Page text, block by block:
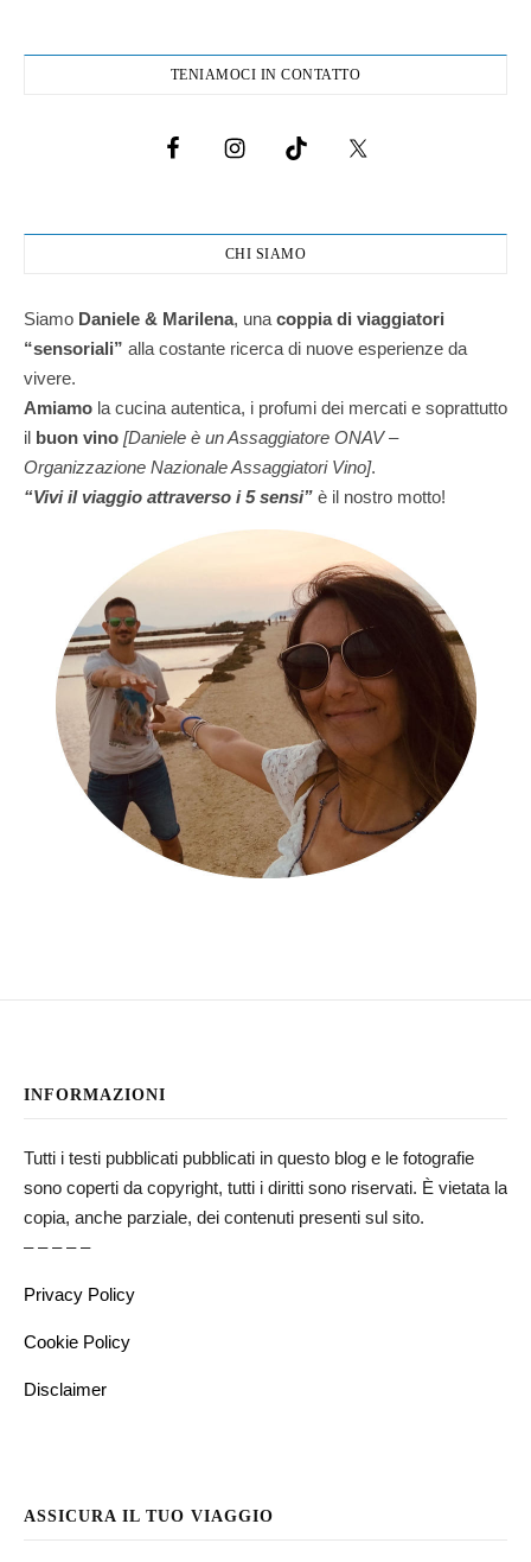
TENIAMOCI IN CONTATTO
CHI SIAMO
Siamo Daniele & Marilena, una coppia di viaggiatori
“sensoriali” alla costante ricerca di nuove esperienze da
vivere.
Amiamo la cucina autentica, i profumi dei mercati e soprattutto
il buon vino [Daniele è un Assaggiatore ONAV –
Organizzazione Nazionale Assaggiatori Vino].
“Vivi il viaggio attraverso i 5 sensi” è il nostro motto!
INFORMAZIONI
Tutti i testi pubblicati pubblicati in questo blog e le fotografie
sono coperti da copyright, tutti i diritti sono riservati. È vietata la
copia, anche parziale, dei contenuti presenti sul sito.
– – – – –
Privacy Policy
Cookie Policy
Disclaimer
ASSICURA IL TUO VIAGGIO